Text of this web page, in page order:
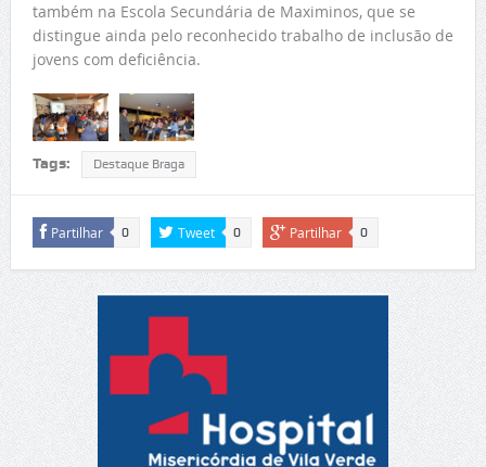
também na Escola Secundária de Maximinos, que se
distingue ainda pelo reconhecido trabalho de inclusão de
jovens com deficiência.
Tags: Destaque Braga
Partilhar 0 Tweet 0 Partilhar 0